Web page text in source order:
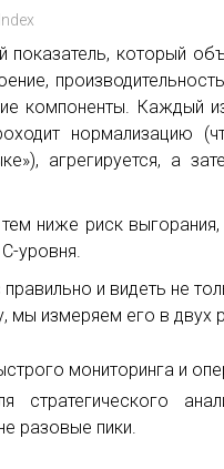
показатель, который
компоненты. Каждый
нормализацию
агрегируется, а
ниже риск
уровня.
и видеть не
мы измеряем его в двух
мониторинга и
стратегического
разовые пики.